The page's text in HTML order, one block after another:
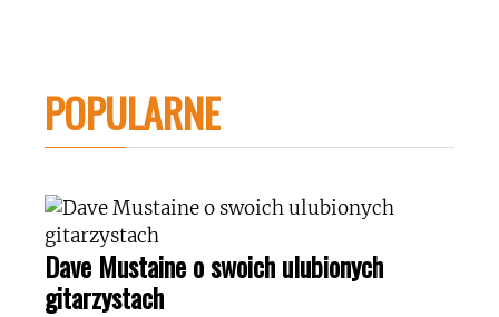
POPULARNE
Dave Mustaine o swoich ulubionych
gitarzystach